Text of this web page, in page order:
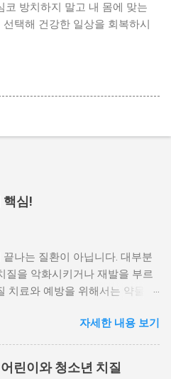
코 방치하지 말고 내 몸에 맞는
택해 건강한 일상을 회복하시
핵심!
나는 질환이 아닙니다. 대부분
질을 악화시키거나 재발을 부르
치료와 예방을 위해서는 약물이
른 배변 방법, 그리고 생활 속 실
니다. 1. 치질과 배변 습관의 관
어나 생기는 질환인데, 배변 습관
질: 변이 딱딱해지고 배변 시 힘
자세한 내용 보기
린이와 청소년 치질